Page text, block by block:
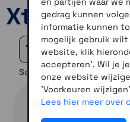
Xtreme
Filteren
Sorteer op
gedrag kunnen
informatie kunnen
mogelijk gebruik wilt
website, klik
accepteren'. Wil je
onze website
'Voorkeuren
Lees hier meer over